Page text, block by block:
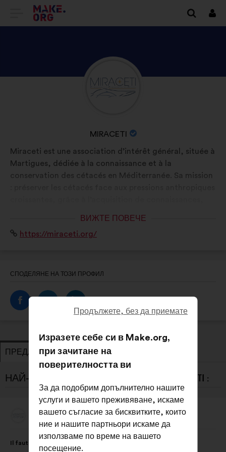
ОТИДЕТЕ
НАЧАЛНАТА
СТРАНИЦА
ВИЖТЕ
ПРОФИЛА
MIRACETI
ИМЕ
НА
ОРГАНИЗАЦИЯТА:
MIRACETI
Биография:
Miraceti est une association d’intérêt général, située à
Martigues, dédiée à la connaissance et à la
conservation des cétacés en Méditerranée. Sa mission
suivi des populations des 8 espèces de cétacés
ВИЖТЕ ПОВЕЧЕ
Уебсайт:
https://miraceti.org/
СПОДЕЛЯНЕ НА ТОЗИ ПРОФИЛ
ПРЕДЛОЖЕНИЯ ЗАЕМАНЕ НА ПОЗИЦИЯ
НАЙ-НОВИТЕ ПРЕДЛОЖЕНИЯ ОТ MIRACETI :
Miraceti
Съдържание
на
Il faut intégrer au programme scolaire dès le primaire,
разпределението
Продължете, без да приемате
Изразете себе си в Make.org,
при зачитане на
поверителността ви
За да подобрим допълнително нашите
услуги и вашето преживяване, искаме
вашето съгласие за бисквитките, които
ние и нашите партньори искаме да
използваме по време на вашето
посещение.